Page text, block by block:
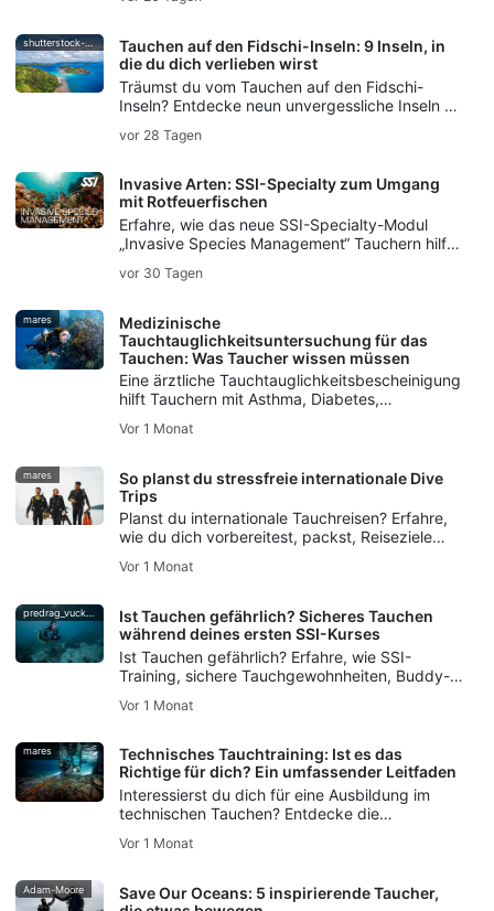
Nacht-, Eis- und Rebreather-Tauchen sowie
shutterstock-bell-davey-photography
Tauchen auf den Fidschi-Inseln: 9 Inseln, in
die du dich verlieben wirst
Träumst du vom Tauchen auf den Fidschi-
Inseln? Entdecke neun unvergessliche Inseln –
zum weltberühmten Bullenhai-Tauchgang auf
vor 28 Tagen
Invasive Arten: SSI-Specialty zum Umgang
mit Rotfeuerfischen
Erfahre, wie das neue SSI-Specialty-Modul
„Invasive Species Management“ Tauchern hilft,
verantwortungsvoll mit Feuerfischen
schützen.
vor 30 Tagen
mares
Medizinische
Tauchtauglichkeitsuntersuchung für das
Tauchen: Was Taucher wissen müssen
Eine ärztliche Tauchtauglichkeitsbescheinigung
hilft Tauchern mit Asthma, Diabetes,
dabei, sicherere Tauchgänge zu planen.
Vor 1 Monat
mares
So planst du stressfreie internationale Dive
Trips
Planst du internationale Tauchreisen? Erfahre,
wie du dich vorbereitest, packst, Reiseziele
Fehler vermeidest – für stressfreie Tauchreisen.
Vor 1 Monat
predrag_vuckovic
Ist Tauchen gefährlich? Sicheres Tauchen
während deines ersten SSI-Kurses
Ist Tauchen gefährlich? Erfahre, wie SSI-
Training, sichere Tauchgewohnheiten, Buddy-
Versicherungsschutz neuen Tauchern helfen,
Vor 1 Monat
mares
Technisches Tauchtraining: Ist es das
Richtige für dich? Ein umfassender Leitfaden
Interessierst du dich für eine Ausbildung im
technischen Tauchen? Entdecke die
Sicherheitsgrundlagen, die du brauchst – und
Ausbildung den Einstieg erleichtert.
Vor 1 Monat
Adam-Moore
Save Our Oceans: 5 inspirierende Taucher,